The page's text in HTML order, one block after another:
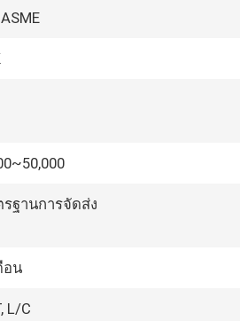
ฐานการจัดส่ง
อน
L/C